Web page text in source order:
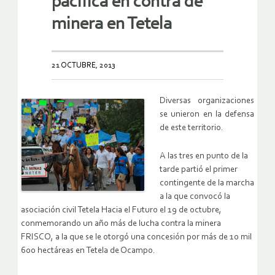
minera en Tetela
21 OCTUBRE, 2013
Diversas organizaciones
se unieron en la defensa
de este territorio.
A las tres en punto de la
tarde partió el primer
contingente de la marcha
a la que convocó la
asociación civil Tetela Hacia el Futuro el 19 de octubre,
conmemorando un año más de lucha contra la minera
FRISCO, a la que se le otorgó una concesión por más de 10 mil
600 hectáreas en Tetela de Ocampo.